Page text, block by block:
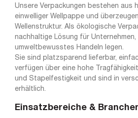
Unsere Verpackungen bestehen aus
einwelliger Wellpappe und
Wellenstruktur. Als ökologische
nachhaltige Lösung für
umweltbewusstes Handeln legen.
Sie sind platzsparend lieferbar,
verfügen über eine hohe
und Stapelfestigkeit und sind in
erhältlich.
Einsatzbereiche &